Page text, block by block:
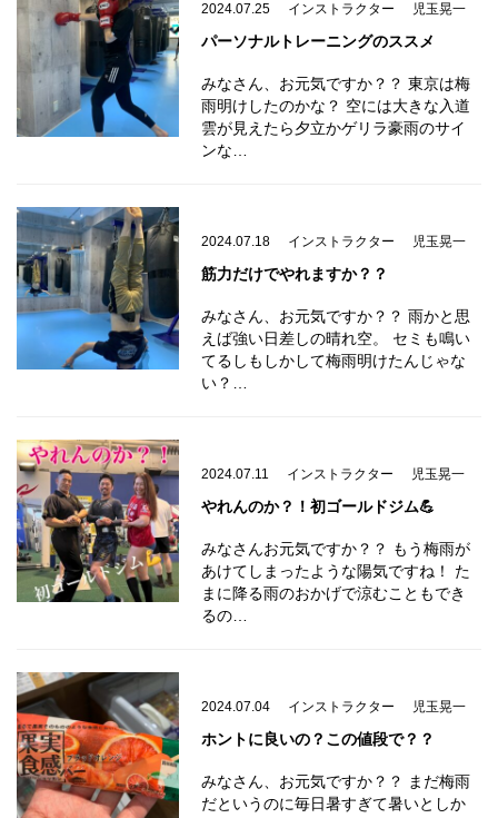
2024.07.25 インストラクター 児玉晃一
パーソナルトレーニングのススメ
みなさん、お元気ですか？？ 東京は梅
雨明けしたのかな？ 空には大きな入道
雲が見えたら夕立かゲリラ豪雨のサイ
ンな…
2024.07.18 インストラクター 児玉晃一
筋力だけでやれますか？？
みなさん、お元気ですか？？ 雨かと思
えば強い日差しの晴れ空。 セミも鳴い
てるしもしかして梅雨明けたんじゃな
い？…
2024.07.11 インストラクター 児玉晃一
やれんのか？！初ゴールドジム💪
みなさんお元気ですか？？ もう梅雨が
あけてしまったような陽気ですね！ た
まに降る雨のおかげで涼むこともでき
るの…
2024.07.04 インストラクター 児玉晃一
ホントに良いの？この値段で？？
みなさん、お元気ですか？？ まだ梅雨
だというのに毎日暑すぎて暑いとしか